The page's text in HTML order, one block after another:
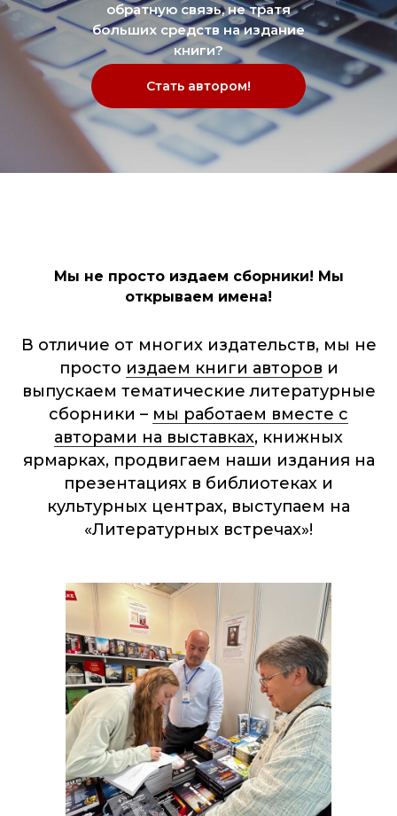
Стать автором!
обратную связь, не тратя
больших средств на издание
книги?
Мы не просто издаем сборники! Мы
открываем имена!
В отличие от многих издательств, мы не
просто издаем книги авторов и
выпускаем тематические литературные
сборники – мы работаем вместе с
авторами на выставках, книжных
ярмарках, продвигаем наши издания на
презентациях в библиотеках и
культурных центрах, выступаем на
«Литературных встречах»!